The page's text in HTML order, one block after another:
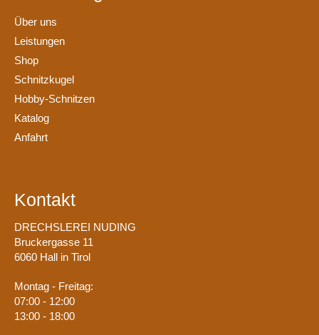
Über uns
Leistungen
Shop
Schnitzkugel
Hobby-Schnitzen
Katalog
Anfahrt
Kontakt
DRECHSLEREI NUDING
Bruckergasse 11
6060 Hall in Tirol
Montag - Freitag:
07:00 - 12:00
13:00 - 18:00